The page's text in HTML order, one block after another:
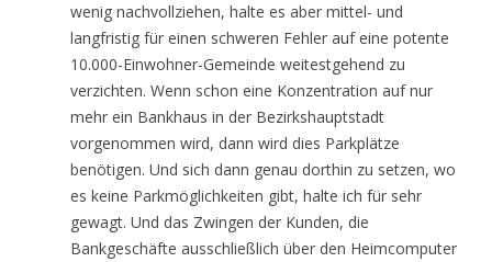
wenig nachvollziehen, halte es aber mittel- und
langfristig für einen schweren Fehler auf eine potente
10.000-Einwohner-Gemeinde weitestgehend zu
verzichten. Wenn schon eine Konzentration auf nur
mehr ein Bankhaus in der Bezirkshauptstadt
vorgenommen wird, dann wird dies Parkplätze
benötigen. Und sich dann genau dorthin zu setzen, wo
es keine Parkmöglichkeiten gibt, halte ich für sehr
gewagt. Und das Zwingen der Kunden, die
Bankgeschäfte ausschließlich über den Heimcomputer